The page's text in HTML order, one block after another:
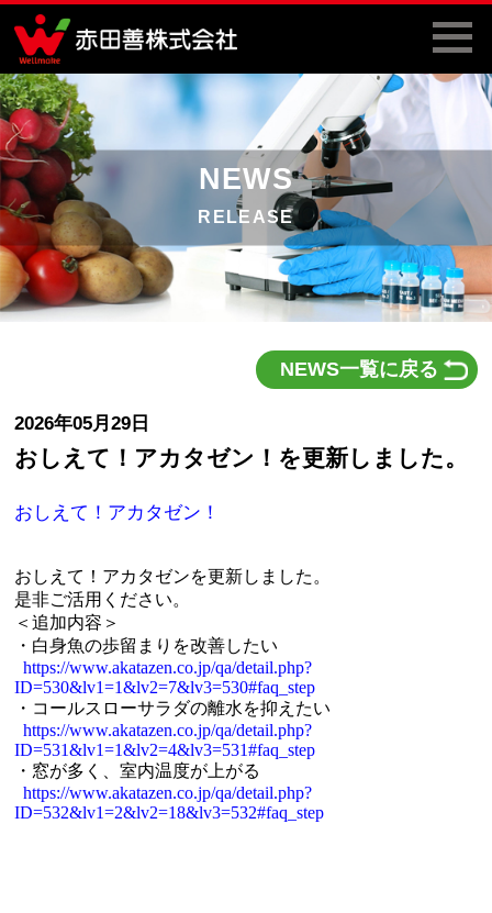
NEWS
RELEASE
NEWS一覧に戻る
2026年05月29日
おしえて！アカタゼン！を更新しました。
おしえて！アカタゼン！
おしえて！アカタゼンを更新しました。
是非ご活用ください。
＜追加内容＞
・白身魚の歩留まりを改善したい
https://www.akatazen.co.jp/qa/detail.php?
ID=530&lv1=1&lv2=7&lv3=530#faq_step
・コールスローサラダの離水を抑えたい
https://www.akatazen.co.jp/qa/detail.php?
ID=531&lv1=1&lv2=4&lv3=531#faq_step
・窓が多く、室内温度が上がる
https://www.akatazen.co.jp/qa/detail.php?
ID=532&lv1=2&lv2=18&lv3=532#faq_step